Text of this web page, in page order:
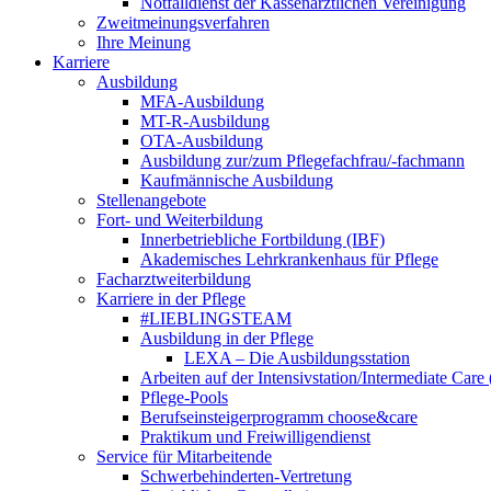
Zweitmeinungsverfahren
Ihre Meinung
Karriere
Ausbildung
MFA-Ausbildung
MT-R-Ausbildung
OTA-Ausbildung
Ausbildung zur/zum Pflegefachfrau/-fachmann
Kaufmännische Ausbildung
Stellenangebote
Fort- und Weiterbildung
Innerbetriebliche Fortbildung (IBF)
Akademisches Lehrkrankenhaus für Pflege
Facharztweiterbildung
Karriere in der Pflege
#LIEBLINGSTEAM
Ausbildung in der Pflege
LEXA – Die Ausbildungsstation
Arbeiten auf der Intensivstation/Intermediate
Pflege-Pools
Berufseinsteigerprogramm choose&care
Praktikum und Freiwilligendienst
Service für Mitarbeitende
Schwerbehinderten-Vertretung